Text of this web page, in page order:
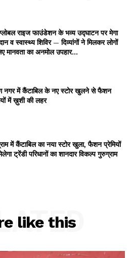
राइज फाउंडेशन के भव्य उद्घाटन पर मेगा
व स्वास्थ्य शिविर — दिव्यांगों ने मिलकर लोगों
मानवता का अनमोल उपहार...
नगर में कैंटाबिल के नए स्टोर खुलने से फैशन
में ख़ुशी की लहर
में कैंटाबिल का नया स्टोर खुला, फैशन प्रेमियों
ट्रेंडी परिधानों का शानदार विकल्प गुरुग्राम
like this